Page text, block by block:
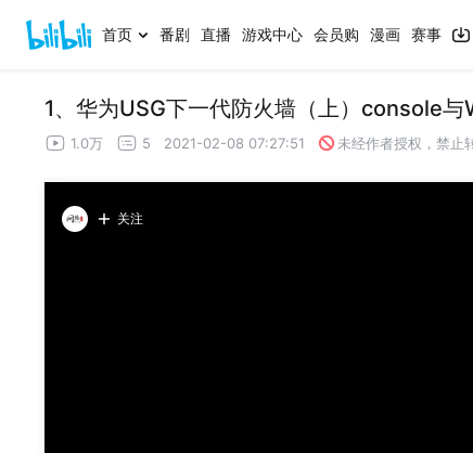
首页 番剧 直播 游戏中心 会员购 漫画 赛事
1、华为USG下一代防火墙（上）console与
1.0万 5 2021-02-08 07:27:51 未经作者授权，禁止
关注